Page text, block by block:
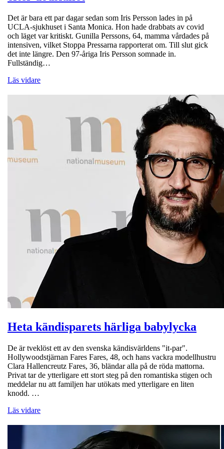
Det är bara ett par dagar sedan som Iris Persson lades in på
UCLA-sjukhuset i Santa Monica. Hon hade drabbats av covid
och läget var kritiskt. Gunilla Perssons, 64, mamma vårdades på
intensiven, vilket Stoppa Pressarna rapporterat om. Till slut gick
det inte längre. Den 97-åriga Iris Persson somnade in.
Fullständig…
Läs vidare
Heta kändisparets härliga babylycka
De är tveklöst ett av den svenska kändisvärldens "it-par".
Hollywoodstjärnan Fares Fares, 48, och hans vackra modellhustru
Clara Hallencreutz Fares, 36, bländar alla på de röda mattorna.
Privat tar de ytterligare ett stort steg på den romantiska stigen och
meddelar nu att familjen har utökats med ytterligare en liten
knodd. …
Läs vidare